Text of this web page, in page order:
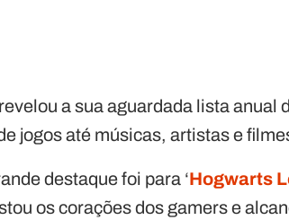
a sua aguardada lista anual
jogos até músicas, artistas e
destaque foi para ‘Hogwarts
os corações dos gamers e